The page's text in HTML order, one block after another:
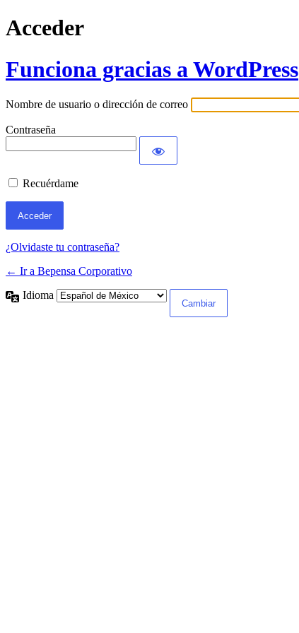
Acceder
Funciona gracias a WordPress
Nombre de usuario o dirección de correo
Contraseña
Recuérdame
¿Olvidaste tu contraseña?
← Ir a Bepensa Corporativo
Idioma